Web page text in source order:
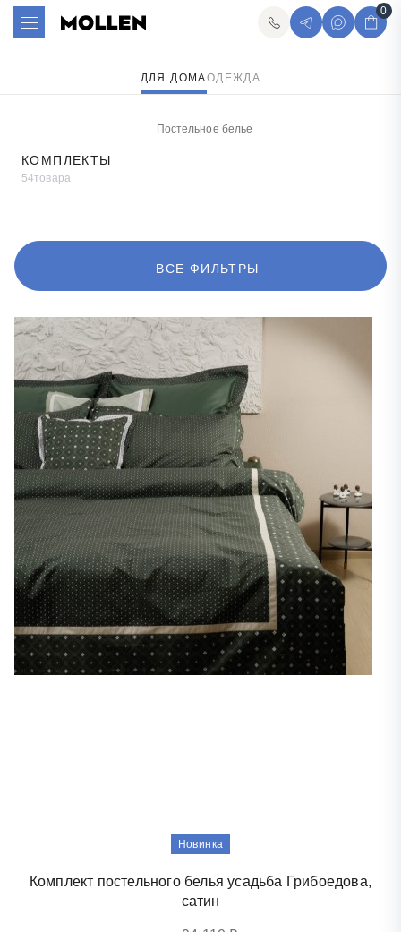
0
ДЛЯ ДОМАОДЕЖДА
Постельное белье
КОМПЛЕКТЫ
54товара
ВСЕ ФИЛЬТРЫ
Новинка
Комплект постельного белья усадьба Грибоедова,
сатин